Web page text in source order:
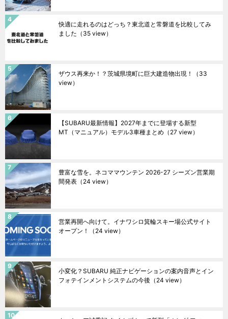
快適に走れるのはどっち？東北道と常磐道を比較してみ
ました （35 view）
ザウス再来か！？茨城県境町に巨大建造物出現！
（33
view）
【SUBARU最新情報】2027年までに登場する新型
MT（マニュアル）モデル3車種まとめ （27 view）
豊富な雪を。ネコママウンテン 2026-27 シーズン営業期
間発表 （24 view）
営業再開へ向けて。イナワシロ箕輪スキー場公式サイト
オープン！
（24 view）
小変化？SUBARU 純正ナビゲーションの案内音声とイン
フォテインメントシステムの今後 （24 view）